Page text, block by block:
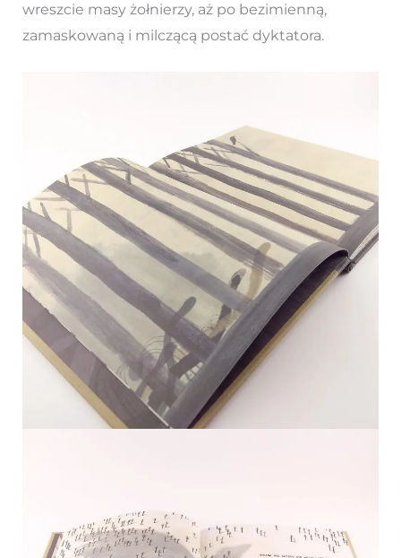
wreszcie masy żołnierzy, aż po bezimienną,
zamaskowaną i milczącą postać dyktatora.